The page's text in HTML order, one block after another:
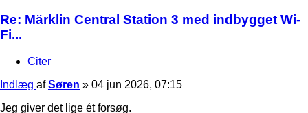
Re: Märklin Central Station 3 med indbygget Wi-
Fi...
Citer
Indlæg afSøren » 04 jun 2026, 07:15
Jeg giver det lige ét forsøg.